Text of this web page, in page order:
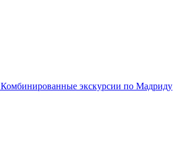
Комбинированные экскурсии по Мадриду